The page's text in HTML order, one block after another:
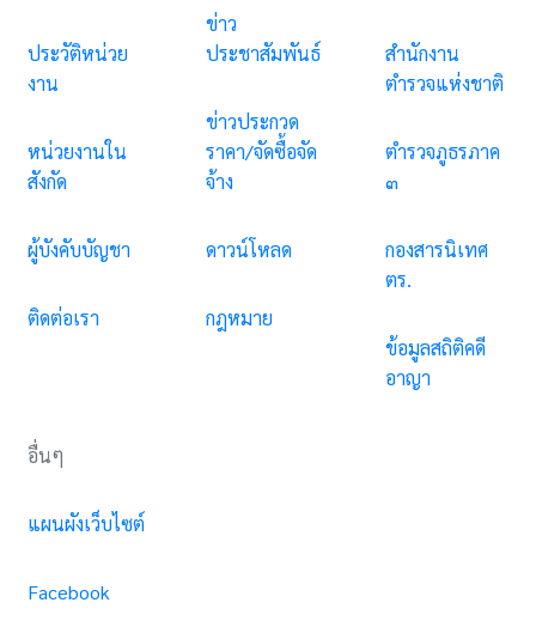
ประวัติหน่วย
งาน
หน่วยงานใน
สังกัด
ผู้บังคับบัญชา
ติดต่อเรา
ข่าว
ประชาสัมพันธ์
ข่าวประกวด
ราคา/จัดซื้อจัด
จ้าง
ดาวน์โหลด
กฎหมาย
สำนักงาน
ตำรวจแห่งชาติ
ตำรวจภูธรภาค
๓
กองสารนิเทศ
ตร.
ข้อมูลสถิติคดี
อาญา
อื่นๆ
แผนผังเว็บไซต์
Facebook